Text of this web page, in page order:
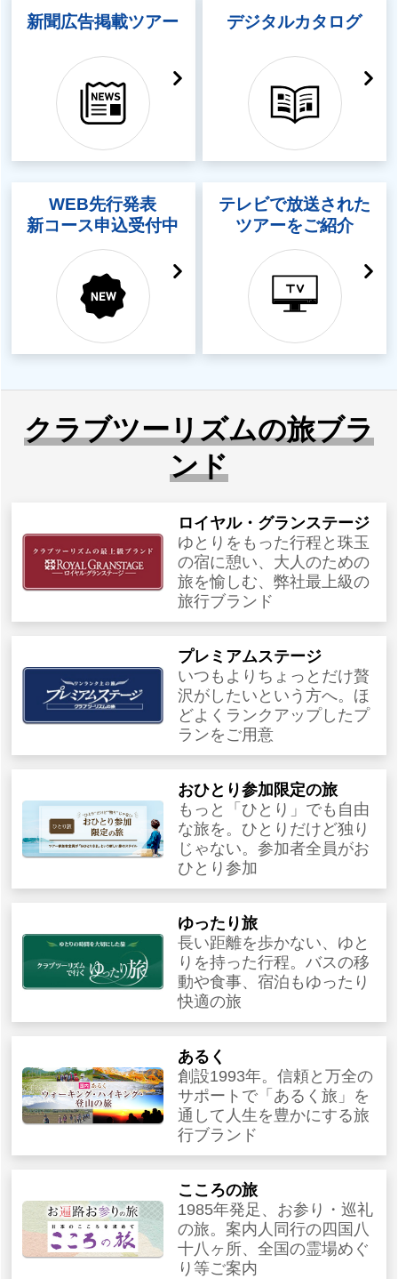
新聞広告掲載ツアー デジタルカタログ
WEB先行発表
新コース申込受付中
テレビで放送された
ツアーをご紹介
クラブツーリズムの旅ブラ
ンド
ロイヤル・グランステージ
ゆとりをもった行程と珠玉
の宿に憩い、大人のための
旅を愉しむ、弊社最上級の
旅行ブランド
プレミアムステージ
いつもよりちょっとだけ贅
沢がしたいという方へ。ほ
どよくランクアップしたプ
ランをご用意
おひとり参加限定の旅
もっと「ひとり」でも自由
な旅を。ひとりだけど独り
じゃない。参加者全員がお
ひとり参加
ゆったり旅
長い距離を歩かない、ゆと
りを持った行程。バスの移
動や食事、宿泊もゆったり
快適の旅
あるく
創設1993年。信頼と万全の
サポートで「あるく旅」を
通して人生を豊かにする旅
行ブランド
こころの旅
1985年発足、お参り・巡礼
の旅。案内人同行の四国八
十八ヶ所、全国の霊場めぐ
り等ご案内